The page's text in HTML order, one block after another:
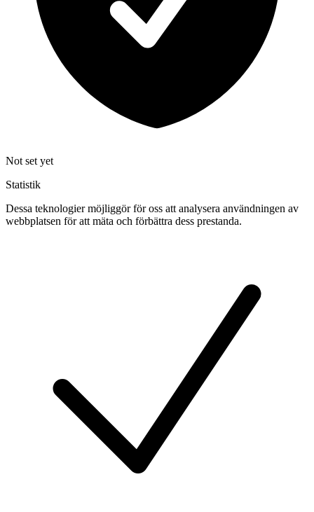
Not set yet
Statistik
Dessa teknologier möjliggör för oss att analysera användningen av
webbplatsen för att mäta och förbättra dess prestanda.